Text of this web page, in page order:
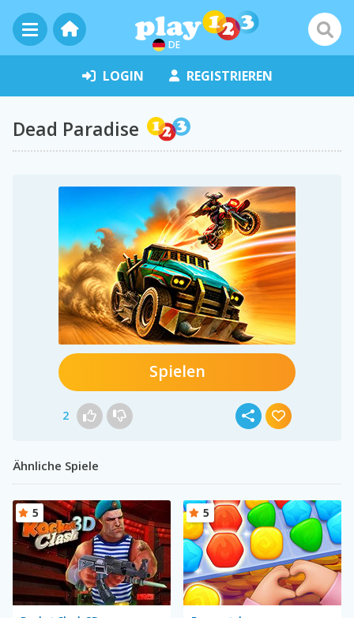
DE
LOGIN REGISTRIEREN
Dead Paradise
Spielen
2
Ähnliche Spiele
5 5